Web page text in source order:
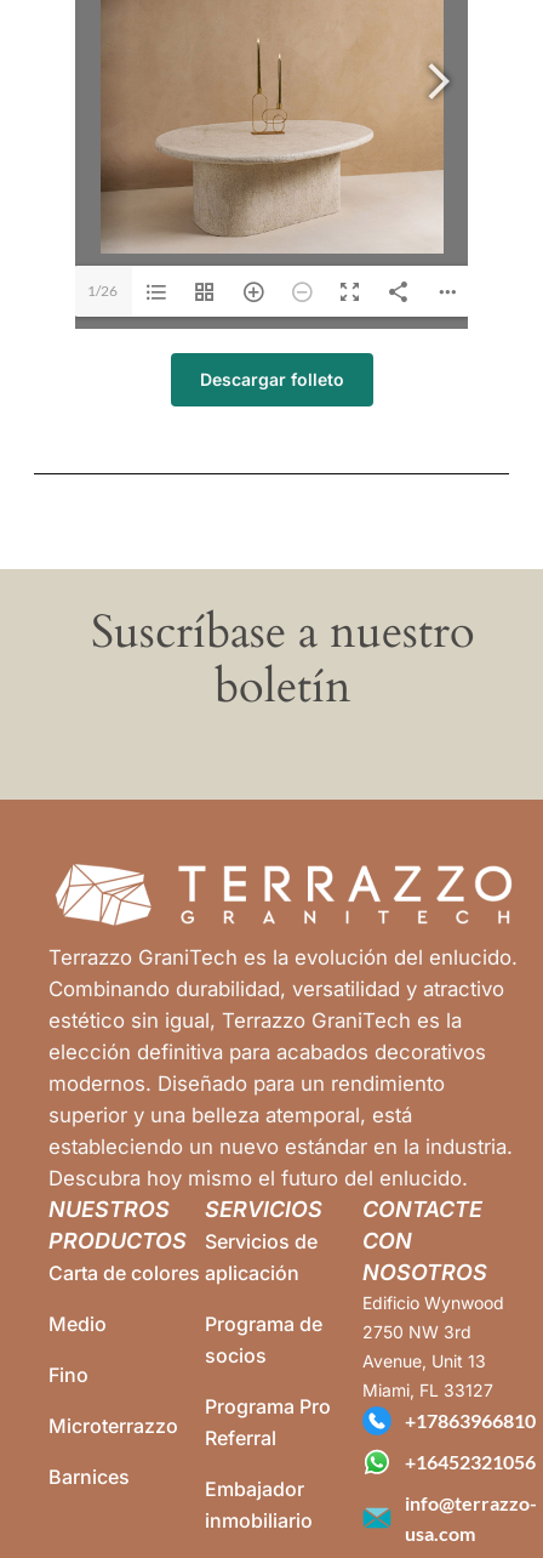
1/26
Descargar folleto
Suscríbase a nuestro
boletín
Terrazzo GraniTech es la evolución del enlucido.
Combinando durabilidad, versatilidad y atractivo
estético sin igual, Terrazzo GraniTech es la
elección definitiva para acabados decorativos
modernos. Diseñado para un rendimiento
superior y una belleza atemporal, está
estableciendo un nuevo estándar en la industria.
Descubra hoy mismo el futuro del enlucido.
NUESTROS
PRODUCTOS
Carta de colores
Medio
Fino
Microterrazzo
Barnices
SERVICIOS
Servicios de
aplicación
Programa de
socios
Programa Pro
Referral
Embajador
inmobiliario
CONTACTE
CON
NOSOTROS
Edificio Wynwood
2750 NW 3rd
Avenue, Unit 13
Miami, FL 33127
+17863966810
+16452321056
info@terrazzo-
usa.com